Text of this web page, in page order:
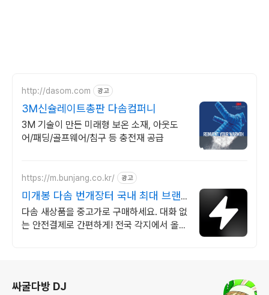
http://dasom.com 광고
3M신슐레이트총판 다솜컴퍼니
3M 기술이 만든 미래형 보온 소재, 아웃도
어/패딩/골프웨어/침구 등 충전재 공급
https://m.bunjang.co.kr/ 광고
미개봉 다솜 번개장터 국내 최대 브랜
드 중고거래
다솜 새상품을 중고가로 구매하세요. 대화 없
는 안전결제로 간편하게! 전국 각지에서 올라
싸굴다방 DJ